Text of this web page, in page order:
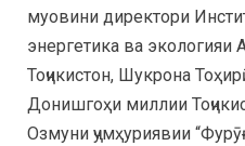
муовини директори
энергетика ва
Тоҷикистон, Шукрона
Донишгоҳи миллии
Озмуни ҷумҳуриявии